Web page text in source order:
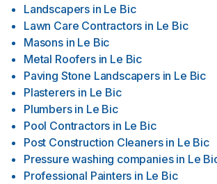
Landscapers in Le Bic
Lawn Care Contractors in Le Bic
Masons in Le Bic
Metal Roofers in Le Bic
Paving Stone Landscapers in Le Bic
Plasterers in Le Bic
Plumbers in Le Bic
Pool Contractors in Le Bic
Post Construction Cleaners in Le Bic
Pressure washing companies in Le
Professional Painters in Le Bic